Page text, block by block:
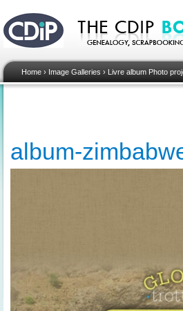
Home › Image Galleries › Livre album Photo
album-